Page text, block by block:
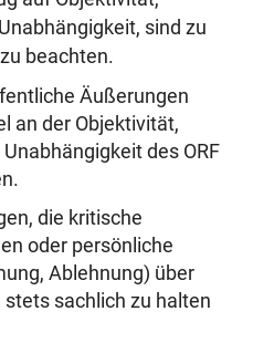
sind zu
beachten.
Äußerungen
an der Objektivität,
des ORF
die kritische
oder persönliche
Ablehnung) über
sachlich zu halten